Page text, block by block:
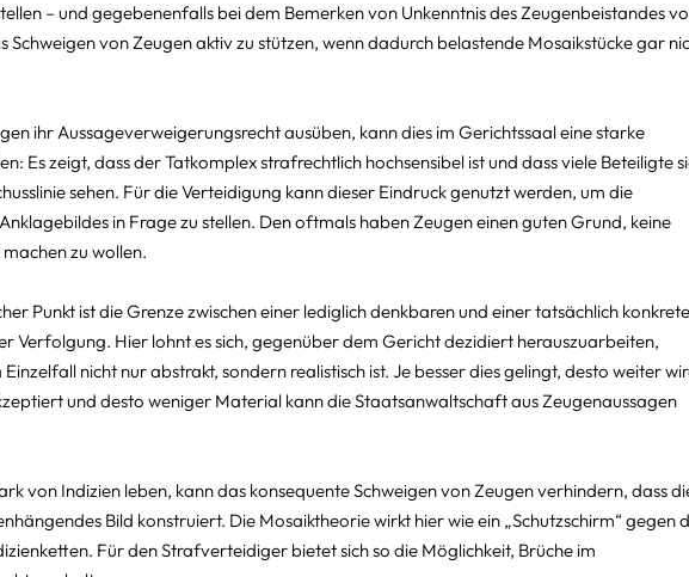
– und gegebenenfalls bei dem Bemerken von Unkenntnis des Zeugenbeistandes
Schweigen von Zeugen aktiv zu stützen, wenn dadurch belastende Mosaikstücke gar
ihr Aussageverweigerungsrecht ausüben, kann dies im Gerichtssaal eine starke
Es zeigt, dass der Tatkomplex strafrechtlich hochsensibel ist und dass viele Beteiligte
sehen. Für die Verteidigung kann dieser Eindruck genutzt werden, um die
in Frage zu stellen. Den oftmals haben Zeugen einen guten Grund, keine
zu wollen.
Punkt ist die Grenze zwischen einer lediglich denkbaren und einer tatsächlich
Verfolgung. Hier lohnt es sich, gegenüber dem Gericht dezidiert herauszuarbeiten,
nicht nur abstrakt, sondern realistisch ist. Je besser dies gelingt, desto weiter
und desto weniger Material kann die Staatsanwaltschaft aus Zeugenaussagen
von Indizien leben, kann das konsequente Schweigen von Zeugen verhindern, dass
Bild konstruiert. Die Mosaiktheorie wirkt hier wie ein „Schutzschirm“ gegen
Für den Strafverteidiger bietet sich so die Möglichkeit, Brüche im